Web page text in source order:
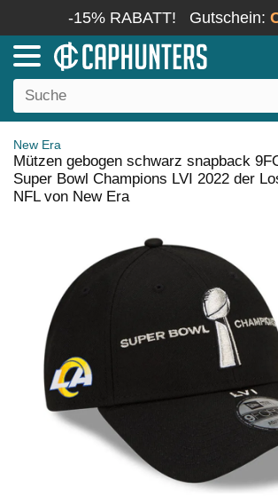
-15% RABATT! Gutschein:
New Era
Mützen gebogen schwarz snapback
Super Bowl Champions LVI 2022 der
NFL von New Era